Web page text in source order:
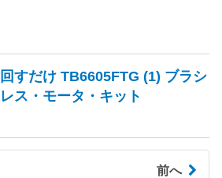
回すだけ TB6605FTG (1) ブラシ
レス・モータ・キット
前へ